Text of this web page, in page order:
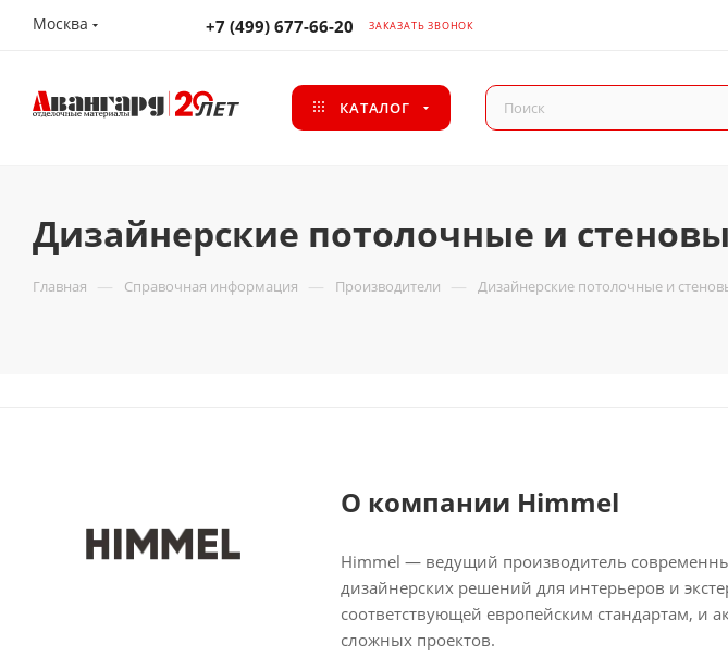
Москва +7 (499) 677-66-20 ЗАКАЗАТЬ ЗВОНОК
КАТАЛОГ
Дизайнерские потолочные и
Главная — Справочная информация — Производители — Дизайнерские потолочные и
О компании Himmel
Himmel — ведущий производитель
дизайнерских решений для интерьеров и
соответствующей европейским стандартам, и
сложных проектов.